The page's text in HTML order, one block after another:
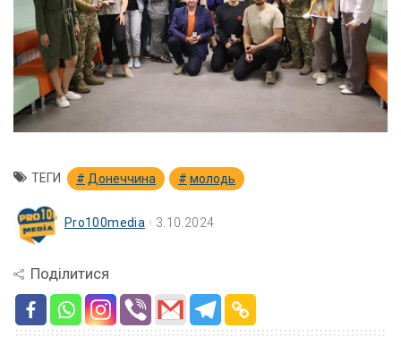
ТЕГИ Донеччина молодь
Pro100media 3.10.2024
Поділитися